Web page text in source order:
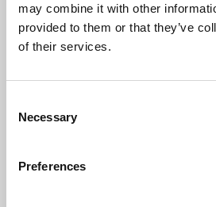
may combine it with other
provided to them or that they’ve
of their services.
Selection
Necessary
Preferences
NEVARIS Bausoftware
Integration von Salesforce
mit NEVARIS Finance durch